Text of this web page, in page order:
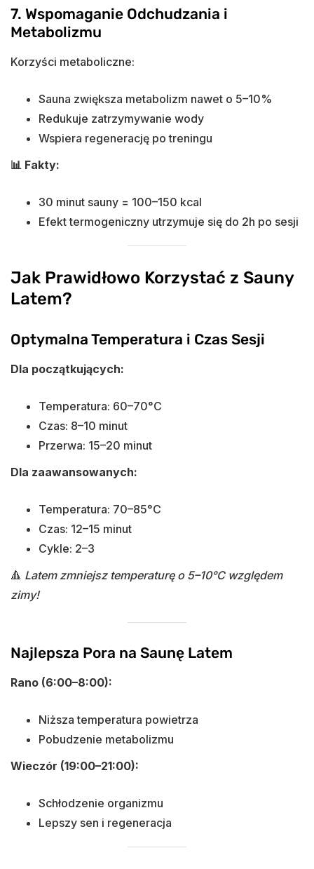
7. Wspomaganie Odchudzania i
Metabolizmu
Korzyści metaboliczne:
Sauna zwiększa metabolizm nawet o 5–10%
Redukuje zatrzymywanie wody
Wspiera regenerację po treningu
📊 Fakty:
30 minut sauny = 100–150 kcal
Efekt termogeniczny utrzymuje się do 2h po sesji
Jak Prawidłowo Korzystać z Sauny
Latem?
Optymalna Temperatura i Czas Sesji
Dla początkujących:
Temperatura: 60–70°C
Czas: 8–10 minut
Przerwa: 15–20 minut
Dla zaawansowanych:
Temperatura: 70–85°C
Czas: 12–15 minut
Cykle: 2–3
🔺 Latem zmniejsz temperaturę o 5–10°C względem
zimy!
Najlepsza Pora na Saunę Latem
Rano (6:00–8:00):
Niższa temperatura powietrza
Pobudzenie metabolizmu
Wieczór (19:00–21:00):
Schłodzenie organizmu
Lepszy sen i regeneracja